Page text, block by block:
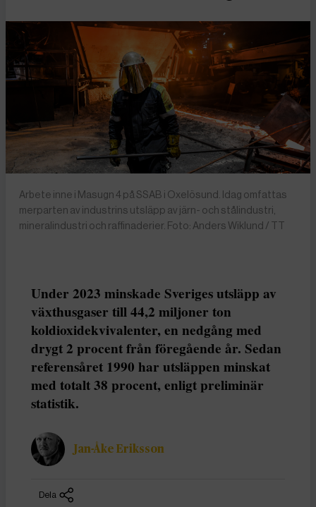
Arbete inne i Masugn 4 på SSAB i Oxelösund. Idag omfattas
merparten av industrins utsläpp av järn- och stålindustri,
mineralindustri och raffinaderier. Foto: Anders Wiklund / TT
Under 2023 minskade Sveriges utsläpp av
växthusgaser till 44,2 miljoner ton
koldioxidekvivalenter, en nedgång med
drygt 2 procent från föregående år. Sedan
referensåret 1990 har utsläppen minskat
med totalt 38 procent, enligt preliminär
statistik.
Jan-Åke Eriksson
Dela